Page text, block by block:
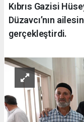
Kıbrıs Gazisi
Düzavcı’nın
gerçekleştirdi.